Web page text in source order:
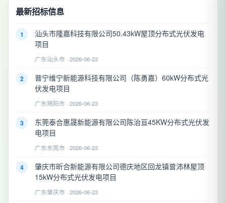
最新招标信息
1
汕头市隆嘉科技有限公司50.43kW屋顶分布式光伏发电
项目
广东汕头市 · 2026-06-23
2
普宁维宁新能源科技有限公司（陈勇嘉）60kW分布式光
伏发电项目
广东揭阳市 · 2026-06-23
3
东莞泰合惠晟新能源有限公司陈治亘45KW分布式光伏发
电项目
广东东莞市 · 2026-06-23
4
肇庆市昕合新能源有限公司德庆地区回龙镇曾沛林屋顶
15kW分布式光伏发电项目
广东肇庆市 · 2026-06-23